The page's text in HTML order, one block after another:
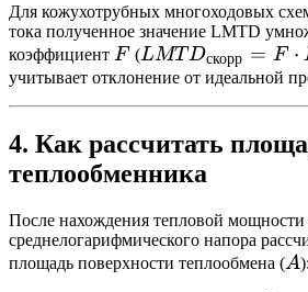
Для кожухотрубных многоходовых
тока полученное значение LMTD
коэффициент F
F (
= F \cdot LMTD
LMT Dскорр = F ⋅
учитывает отклонение от идеальной
4. Как рассчитать
теплообменника
После нахождения тепловой мощности
среднелогарифмического напора
площадь поверхности теплообмена (A
A):